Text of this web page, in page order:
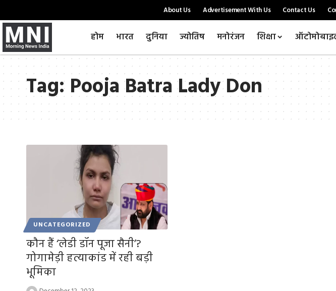
About Us Advertisement With Us Contact Us
होम भारत दुनिया ज्योतिष मनोरंजन शिक्षा
Tag: Pooja Batra Lady Don
UNCATEGORIZED
कौन हैं ‘लेडी डॉन पूजा सैनी’?
गोगामेड़ी हत्याकांड में रही बड़ी
भूमिका